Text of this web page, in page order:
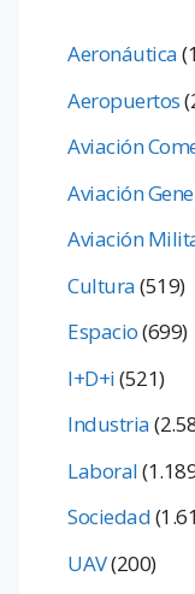
Aeronáutica
Aeropuertos
Aviación
Aviación
Aviación
Cultura(519)
Espacio(699)
I+D+i(521)
Industria
Laboral
Sociedad
UAV(200)